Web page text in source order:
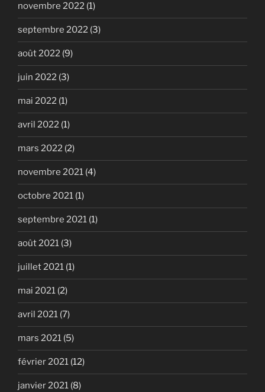
novembre 2022 (1)
septembre 2022 (3)
août 2022 (9)
juin 2022 (3)
mai 2022 (1)
avril 2022 (1)
mars 2022 (2)
novembre 2021 (4)
octobre 2021 (1)
septembre 2021 (1)
août 2021 (3)
juillet 2021 (1)
mai 2021 (2)
avril 2021 (7)
mars 2021 (5)
février 2021 (12)
janvier 2021 (8)